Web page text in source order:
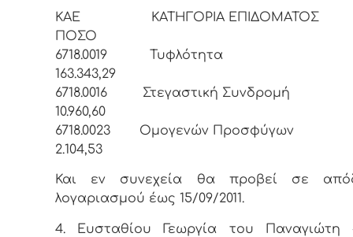
ΚΑΕ ΚΑΤΗΓΟΡΙΑ
ΠΟΣΟ
6718.0019
163.343,29
6718.0016 Στεγαστική
10.960,60
6718.0023 Ομογενών
2.104,53
Και εν συνεχεία θα προβεί σε
λογαριασμού έως 15/09/2011.
4. Ευσταθίου Γεωργία του